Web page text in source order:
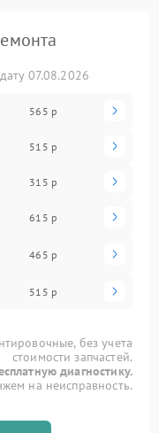
07.08.2026
565 р
515 р
315 р
615 р
465 р
515 р
без учета
стоимости запчастей.
диагностику.
на неисправность.